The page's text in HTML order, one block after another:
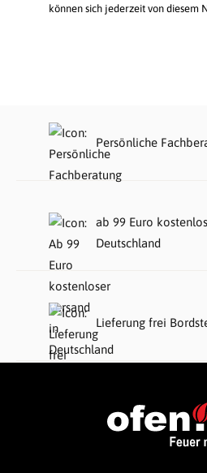
können sich jederzeit von diesem
Persönliche
ab 99 Euro
Deutschland
Lieferung frei